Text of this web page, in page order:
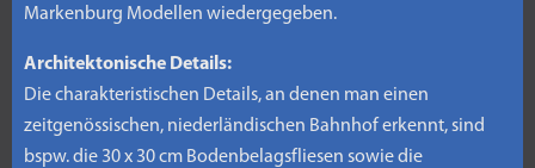
Markenburg Modellen wiedergegeben.
Architektonische Details:
Die charakteristischen Details, an denen man einen
zeitgenössischen, niederländischen Bahnhof erkennt, sind
bspw. die 30 x 30 cm Bodenbelagsfliesen sowie die